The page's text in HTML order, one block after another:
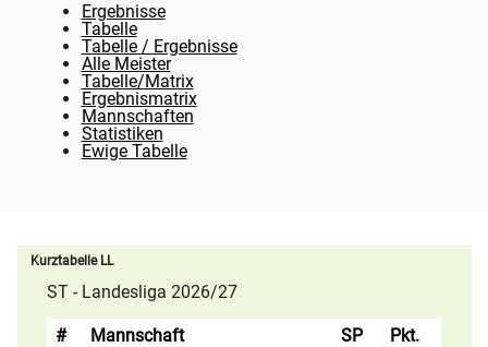
Ergebnisse
Tabelle
Tabelle / Ergebnisse
Alle Meister
Tabelle/Matrix
Ergebnismatrix
Mannschaften
Statistiken
Ewige Tabelle
Kurztabelle LL
ST - Landesliga 2026/27
# Mannschaft SP
Pkt.